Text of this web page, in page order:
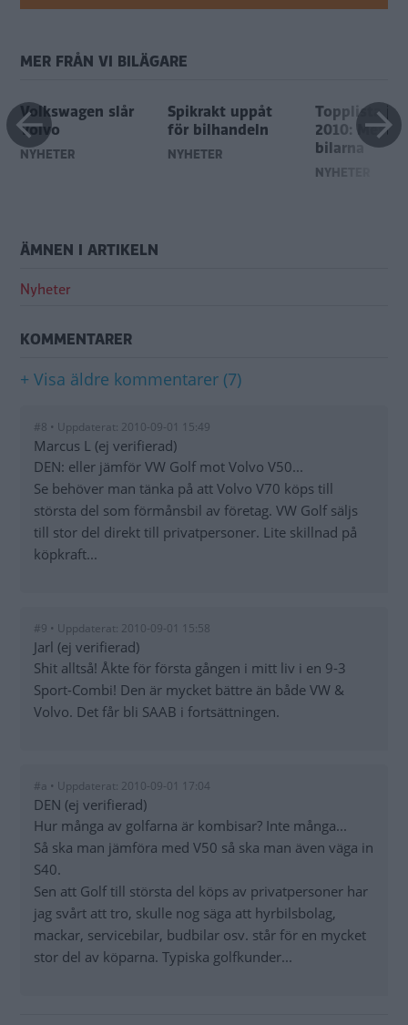
MER FRÅN VI BILÄGARE
Volkswagen slår
Volvo
NYHETER
Spikrakt uppåt
för bilhandeln
NYHETER
Topplista
2010: Mest
bilarna
NYHETER
ÄMNEN I ARTIKELN
Nyheter
KOMMENTARER
+ Visa äldre kommentarer (7)
#8 • Uppdaterat: 2010-09-01 15:49
Marcus L (ej verifierad)
DEN: eller jämför VW Golf mot Volvo V50...
Se behöver man tänka på att Volvo V70 köps till
största del som förmånsbil av företag. VW Golf säljs
till stor del direkt till privatpersoner. Lite skillnad på
köpkraft...
#9 • Uppdaterat: 2010-09-01 15:58
Jarl (ej verifierad)
Shit alltså! Åkte för första gången i mitt liv i en 9-3
Sport-Combi! Den är mycket bättre än både VW &
Volvo. Det får bli SAAB i fortsättningen.
#a • Uppdaterat: 2010-09-01 17:04
DEN (ej verifierad)
Hur många av golfarna är kombisar? Inte många...
Så ska man jämföra med V50 så ska man även väga in
S40.
Sen att Golf till största del köps av privatpersoner har
jag svårt att tro, skulle nog säga att hyrbilsbolag,
mackar, servicebilar, budbilar osv. står för en mycket
stor del av köparna. Typiska golfkunder...